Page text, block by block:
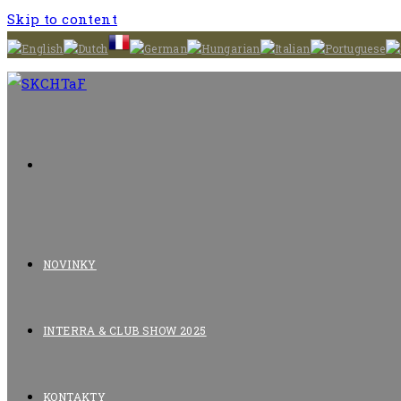
Skip to content
NOVINKY
INTERRA & CLUB SHOW 2025
KONTAKTY